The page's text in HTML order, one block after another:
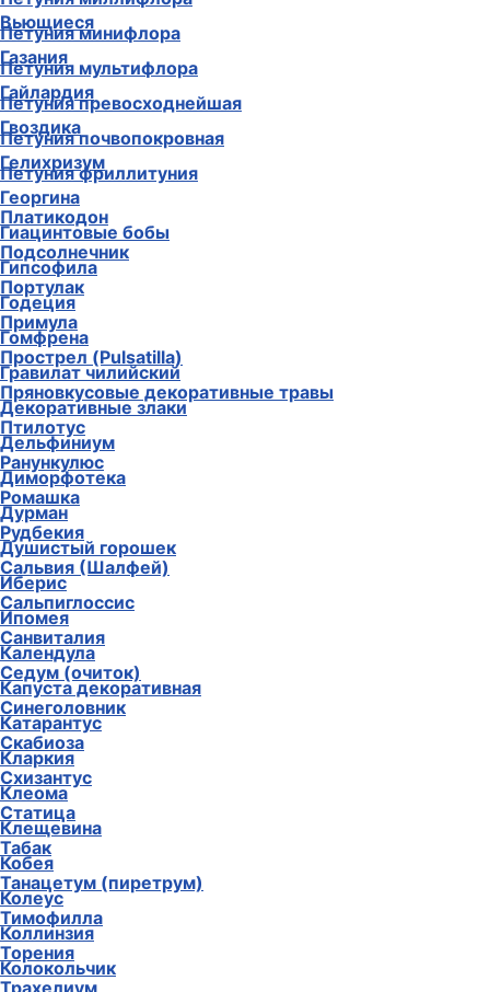
Петуния минифлора
Петуния мультифлора
Петуния превосходнейшая
Петуния почвопокровная
Петуния фриллитуния
Платикодон
Подсолнечник
Портулак
Примула
Прострел (Pulsatilla)
Пряновкусовые декоративные травы
Птилотус
Ранункулюс
Ромашка
Рудбекия
Сальвия (Шалфей)
Сальпиглоссис
Санвиталия
Седум (очиток)
Синеголовник
Скабиоза
Схизантус
Статица
Табак
Танацетум (пиретрум)
Тимофилла
Торения
Трахелиум
Вьющиеся
Газания
Гайлардия
Гвоздика
Гелихризум
Георгина
Гиацинтовые бобы
Гипсофила
Годеция
Гомфрена
Гравилат чилийский
Декоративные злаки
Дельфиниум
Диморфотека
Дурман
Душистый горошек
Иберис
Ипомея
Календула
Капуста декоративная
Катарантус
Кларкия
Клеома
Клещевина
Кобея
Колеус
Коллинзия
Колокольчик